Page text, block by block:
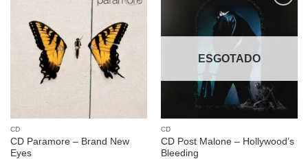
a lista de
desejos
CD
CD Paramore – Brand New
Eyes
Adicionar
a lista de
desejos
ESGOTADO
CD
CD Post Malone – Hollywood’s
Bleeding